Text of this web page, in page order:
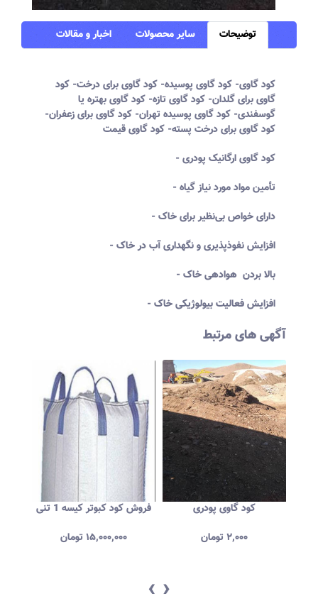
توضیحات سایر محصولات اخبار و مقالات
کود گاوی- کود گاوی پوسیده- کود گاوی برای درخت- کود
گاوی برای گلدان- کود گاوی تازه- کود گاوی بهتره یا
گوسفندی- کود گاوی پوسیده تهران- کود گاوی برای زعفران-
کود گاوی برای درخت پسته- کود گاوی قیمت
- کود گاوی ارگانیک پودری
- تأمین مواد مورد نیاز گیاه
- دارای خواص بی‌نظیر برای خاک
- افزایش نفوذپذیری و نگهداری آب در خاک
- بالا بردن هوادهی خاک
- افزایش فعالیت بیولوژیکی خاک
آگهی های مرتبط
فروش کود کبوتر کیسه 1 تنی
۱۵,۰۰۰,۰۰۰تومان
کود گاوی پودری
۲,۰۰۰تومان
‹ ›